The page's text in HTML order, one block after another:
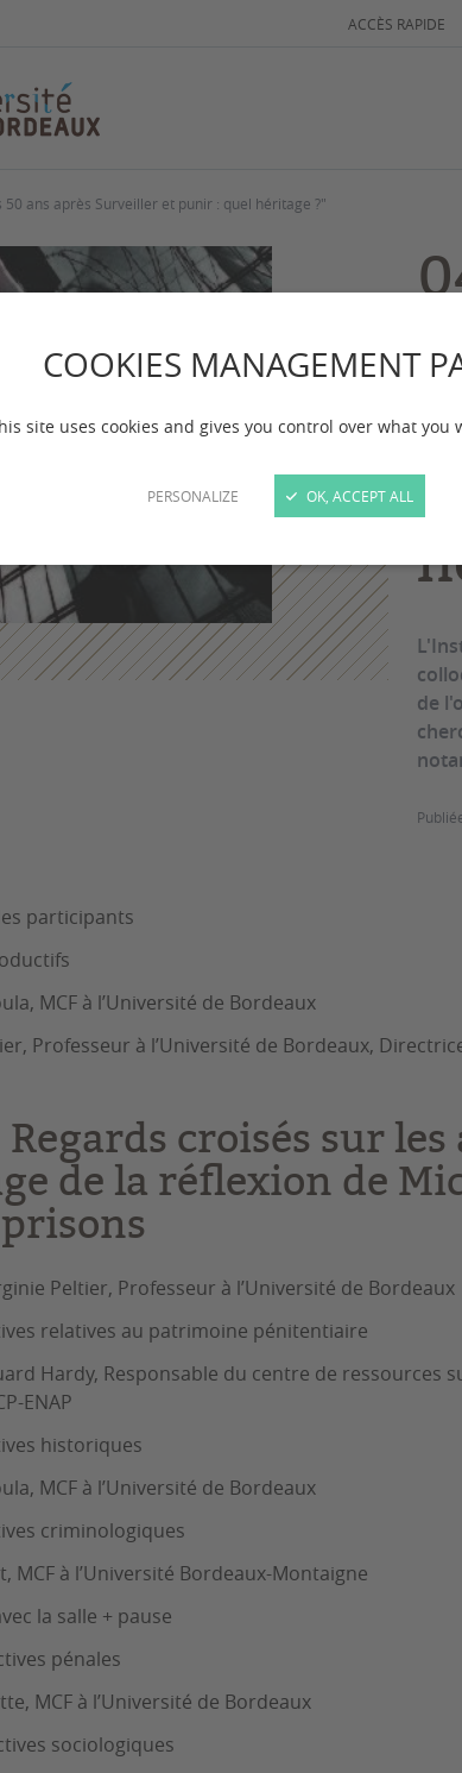
COOKIES MANAGEMENT
site uses cookies and gives you control over what you
PERSONALIZE OK, ACCEPT ALL
ACCÈS RAPIDE
ans après Surveiller et punir : quel héritage ?"
de
participants
MCF à l’Université de Bordeaux
Professeur à l’Université de Bordeaux, Directrice
croisés sur
de la réflexion de
Peltier, Professeur à l’Université de Bordeaux
relatives au patrimoine pénitentiaire
Hardy, Responsable du centre de ressources
ENAP
historiques
MCF à l’Université de Bordeaux
criminologiques
MCF à l’Université Bordeaux-Montaigne
la salle + pause
pénales
MCF à l’Université de Bordeaux
sociologiques